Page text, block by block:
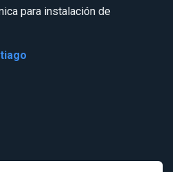
para instalación de